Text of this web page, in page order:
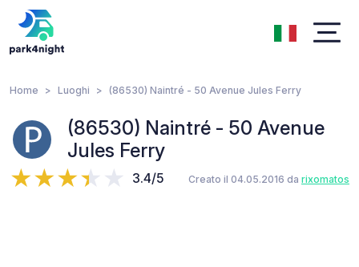
Home Luoghi (86530) Naintré - 50 Avenue Jules Ferry
(86530) Naintré - 50 Avenue
Jules Ferry
3.4/5 Creato il 04.05.2016 da rixomatos